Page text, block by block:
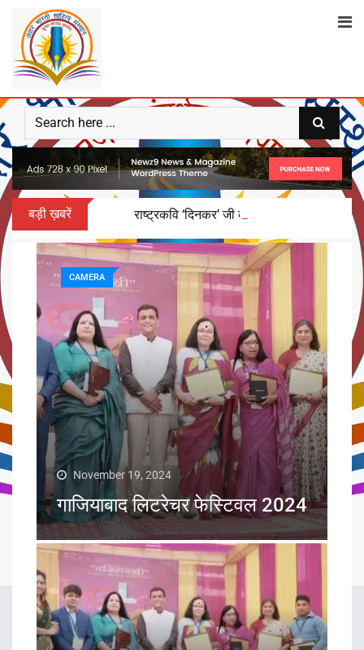
बड़ी ख़बरें राष्ट्रकवि ‘दिनकर’ जी को समर्पित होगा ‘द्वितीय
November 19, 2024
गाजियाबाद लिटरेचर फेस्टिवल 2024
CAMERA